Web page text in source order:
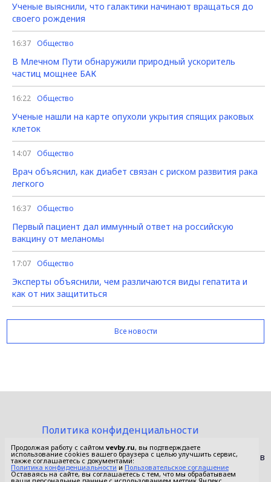
Ученые выяснили, что галактики начинают вращаться до
своего рождения
16:37 Общество
В Млечном Пути обнаружили природный ускоритель
частиц мощнее БАК
16:22 Общество
Ученые нашли на карте опухоли укрытия спящих раковых
клеток
14:07 Общество
Врач объяснил, как диабет связан с риском развития рака
легкого
16:37 Общество
Первый пациент дал иммунный ответ на российскую
вакцину от меланомы
17:07 Общество
Эксперты объяснили, чем различаются виды гепатита и
как от них защититься
Все новости
Политика конфиденциальности
Пользовательское соглашение
© 2015-2026 Сетевое издание «Фактом». Зарегистрировано в
Федеральной службе по надзору в сфере связи,
информационных технологий и массовых коммуникаций
Продолжая работу с сайтом vevby.ru, вы подтверждаете
использование cookies вашего браузера с целью улучшить сервис,
также соглашаетесь с документами:
Политика конфиденциальности и Пользовательское соглашение
Оставаясь на сайте, вы соглашаетесь с тем, что мы обрабатываем